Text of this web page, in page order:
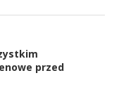
przed